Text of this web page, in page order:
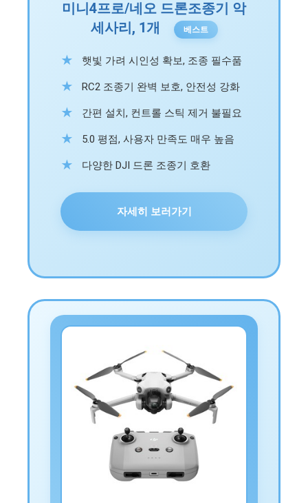
미니4프로/네오 드론조종기 악
세사리, 1개
베스트
햇빛 가려 시인성 확보, 조종 필수품
RC2 조종기 완벽 보호, 안전성 강화
간편 설치, 컨트롤 스틱 제거 불필요
5.0 평점, 사용자 만족도 매우 높음
다양한 DJI 드론 조종기 호환
자세히 보러가기